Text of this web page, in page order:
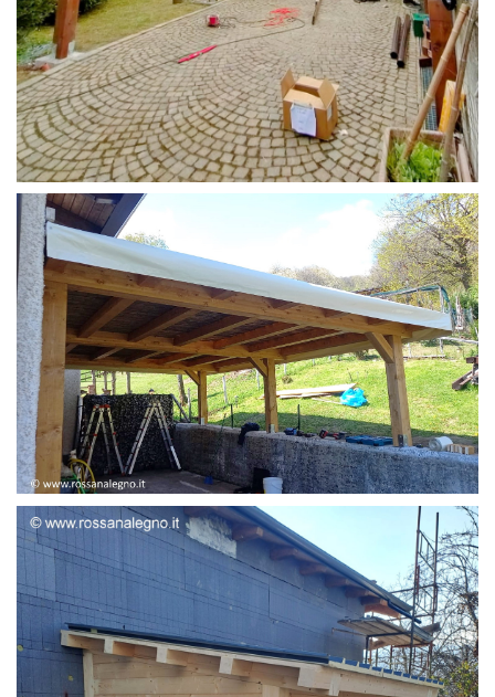
STRUTTURA CAMPER
STRUTTURA ADDOSSATA LAMELLARE